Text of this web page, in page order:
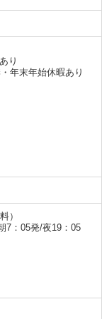
り
年末年始休暇あり
）
7：05発/夜19：05